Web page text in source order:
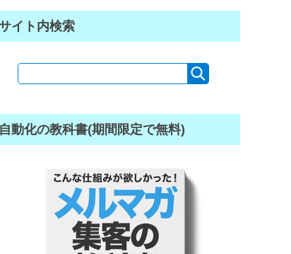
イト内検索
自動化の教科書(期間限定で無料)